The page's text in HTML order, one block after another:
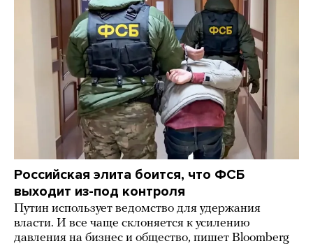
Российская элита боится, что ФСБ
выходит из-под контроля
Путин использует ведомство для удержания
власти. И все чаще склоняется к усилению
давления на бизнес и общество, пишет Bloomberg